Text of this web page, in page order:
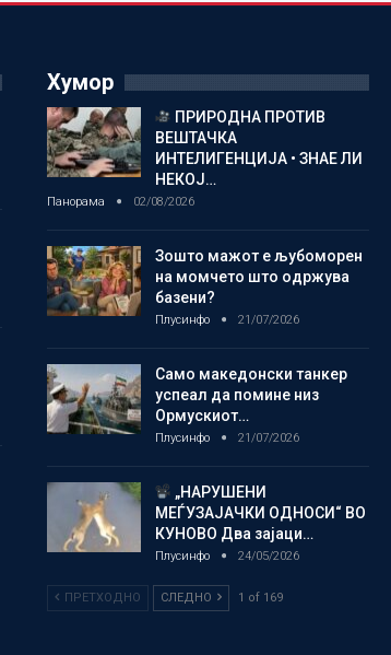
Хумор
ПРИРОДНА ПРОТИВ
ВЕШТАЧКА
ИНТЕЛИГЕНЦИЈА • ЗНАЕ ЛИ
НЕКОЈ…
Панорама 02/08/2026
Зошто мажот е љубоморен
на момчето што одржува
базени?
Плусинфо 21/07/2026
Само македонски танкер
успеал да помине низ
Ормускиот…
Плусинфо 21/07/2026
„НАРУШЕНИ
МЕЃУЗАЈАЧКИ ОДНОСИ“ ВО
КУНОВО Два зајаци…
Плусинфо 24/05/2026
ПРЕТХОДНО СЛЕДНО 1 of 169